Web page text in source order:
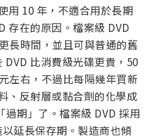
用 10 年，不適合用於長期
存在的原因。檔案級 DVD
長時間，並且可與普通的舊
比消費級光碟更貴，50
左右，不過比每隔幾年買新
、反射層或黏合劑的化學成
過期」了。檔案級 DVD 採用
延長保存期。製造商也傾